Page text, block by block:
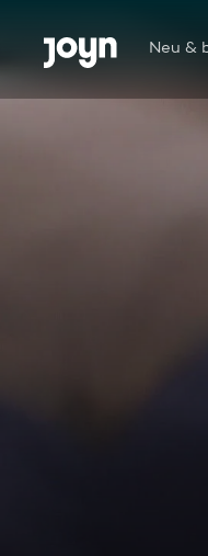
Zum Inhalt
Barrierefrei Neu &